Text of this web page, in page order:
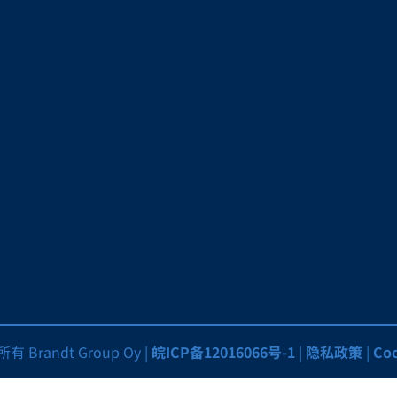
有 Brandt Group Oy | 皖ICP备12016066号-1 | 隐私政策 |